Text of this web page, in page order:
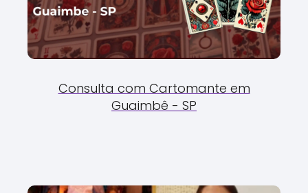
Consulta com Cartomante em
Guaimbê - SP